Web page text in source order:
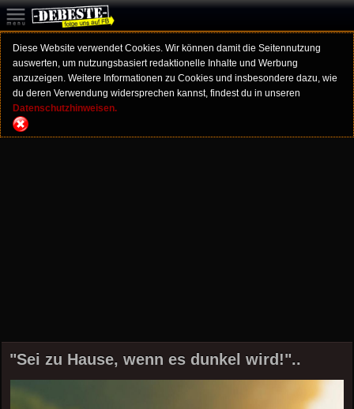
Diese Website verwendet Cookies. Wir können damit die Seitennutzung
auswerten, um nutzungsbasiert redaktionelle Inhalte und Werbung
anzuzeigen. Weitere Informationen zu Cookies und insbesondere dazu, wie
du deren Verwendung widersprechen kannst, findest du in unseren
Datenschutzhinweisen.
"Sei zu Hause, wenn es dunkel wird!"..